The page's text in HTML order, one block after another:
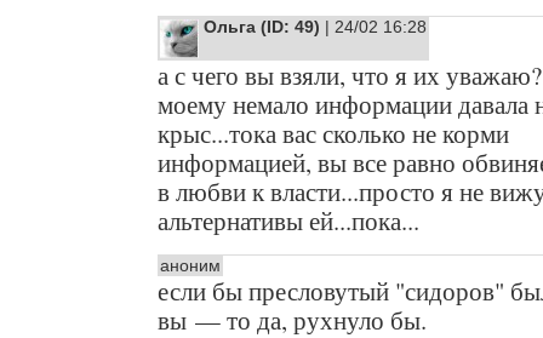
Ольга (ID: 49) | 24/02 16:28
а с чего вы взяли, что я их
моему немало информации давала
крыс...тока вас сколько не корми
информацией, вы все равно
в любви к власти...просто я не
альтернативы ей...пока...
аноним
если бы пресловутый "сидоров"
вы — то да, рухнуло бы.